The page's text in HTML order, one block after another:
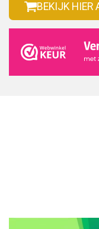
BEKIJK HIER